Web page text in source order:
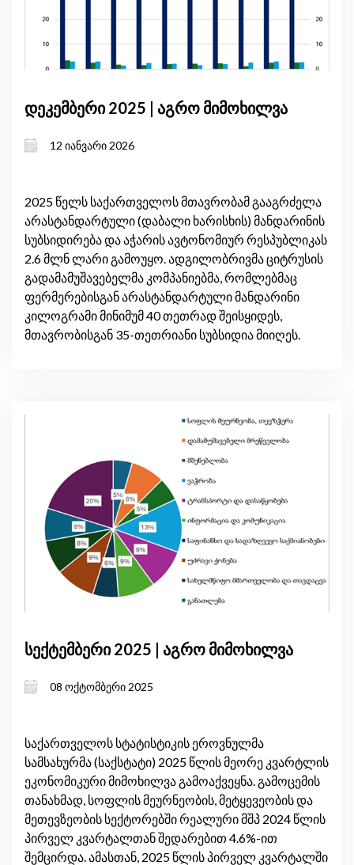
დეკემბერი 2025 | აგრო მიმოხილვა
12 იანვარი 2026
2025 წელს საქართველოს მთავრობამ გააგრძელა
არასტანდარტული (დაბალი ხარისხის) მანდარინის
სუბსიდირება და აჭარის ავტონომიურ რესპუბლიკას
2.6 მლნ ლარი გამოუყო. ადგილობრივმა ციტრუსის
გადამამუშავებელმა კომპანიებმა, რომლებმაც
ფერმერებისგან არასტანდარტული მანდარინი
კილოგრამი მინიმუმ 40 თეთრად შეისყიდეს,
მთავრობისგან 35-თეთრიანი სუბსიდია მიიღეს.
სექტემბერი 2025 | აგრო მიმოხილვა
08 ოქტომბერი 2025
საქართველოს სტატისტიკის ეროვნულმა
სამსახურმა (საქსტატი) 2025 წლის მეორე კვარტლის
ეკონომიკური მიმოხილვა გამოაქვეყნა. გამოცემის
თანახმად, სოფლის მეურნეობის, მეტყევეობის და
მეთევზეობის სექტორებში რეალური მშპ 2024 წლის
პირველ კვარტალთან შედარებით 4.6%-ით
შემცირდა. ამასთან, 2025 წლის პირველ კვარტალში